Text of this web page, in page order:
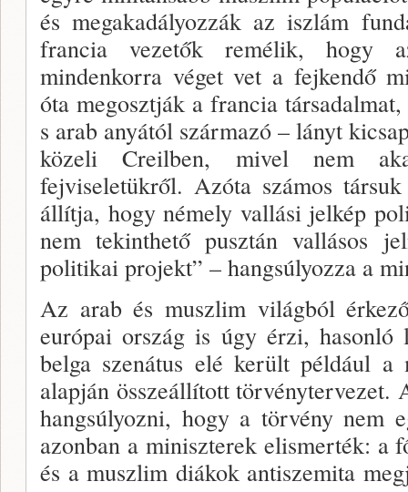
és megakadályozzák az iszlám
francia vezetők remélik, hogy
mindenkorra véget vet a fejkendő
óta megosztják a francia
s arab anyától származó – lányt
közeli Creilben, mivel nem
fejviseletükről. Azóta szá­mos
állítja, hogy némely vallási jelkép
nem te­kinthető pusztán vallásos
politikai projekt” – hangsúlyozza a
Az arab és muszlim világból
európai or­szág is úgy érzi, hasonló
belga szenátus elé került például
alapján összeállított
hangsúlyozni, hogy a törvény nem
azonban a miniszterek elismerték: a
és a muszlim diá­kok antiszemita